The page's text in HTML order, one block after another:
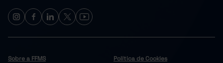
Sobre a FFMS Política de Cookies